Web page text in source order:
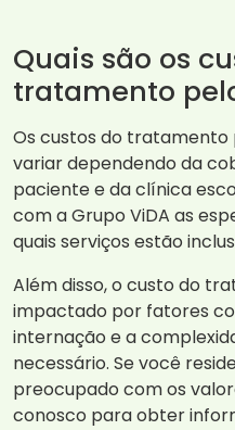
Quais são os
tratamento
Os custos do tratamento
variar dependendo da
paciente e da clínica
com a Grupo ViDA as
quais serviços estão
Além disso, o custo do
impactado por fatores
internação e a
necessário. Se você
preocupado com os
conosco para obter